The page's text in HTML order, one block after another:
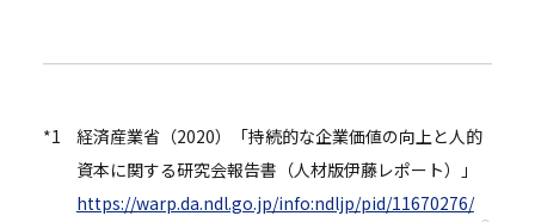
*1
経済産業省（2020）「持続的な企業価値の向上と人的
資本に関する研究会報告書（人材版伊藤レポート）」
https://warp.da.ndl.go.jp/info:ndljp/pid/11670276/